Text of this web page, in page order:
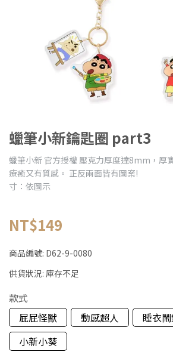
蠟筆小新鑰匙圈 part3
蠟筆小新 官方授權 壓克力厚度達8mm，厚
療癒又有質感。 正反兩面皆有圖案!
寸：依圖示
NT$149
商品編號: D62-9-0080
供貨狀況: 庫存不足
款式
屁屁怪獸
動感超人 睡衣
小新小葵